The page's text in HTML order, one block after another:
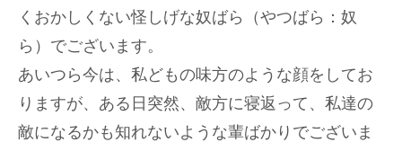
こ
ち
ら
くおかしくない怪しげな奴ばら（やつばら：奴
ら）でございます。
あいつら今は、私どもの味方のような顔をしてお
りますが、ある日突然、敵方に寝返って、私達の
敵になるかも知れないような輩ばかりでございま